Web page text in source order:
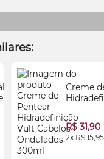
Crespos
ADICIONAR À
Creme
300ml
R$ 31,90
2x R$ 15,95